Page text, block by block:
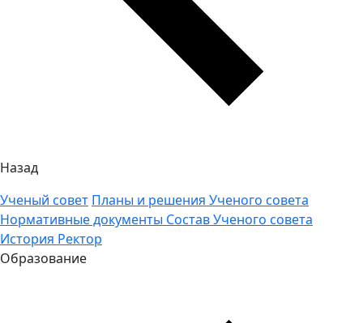
Назад
Ученый совет Планы и решения Ученого совета
Нормативные документы Состав Ученого совета
История Ректор
Образование